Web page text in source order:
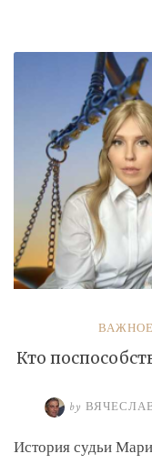
ВАЖНОЕ
Кто
by
История судьи